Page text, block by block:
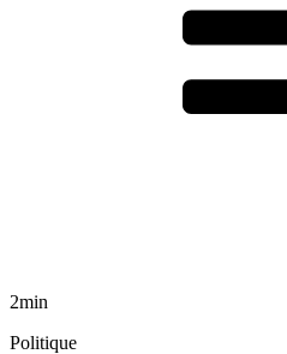
2min
Politique